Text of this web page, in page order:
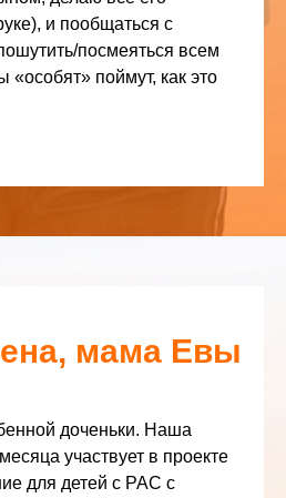
и пообщаться с
посмеяться всем
поймут, как это
мама Евы
доченьки. Наша
участвует в проекте
для детей с РАС с